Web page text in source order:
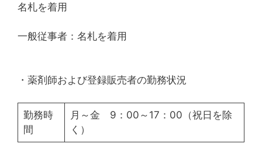
名札を着用
一般従事者：名札を着用
・薬剤師および登録販売者の勤務状況
勤務時
間
月～金 9：00～17：00（祝日を除
く）